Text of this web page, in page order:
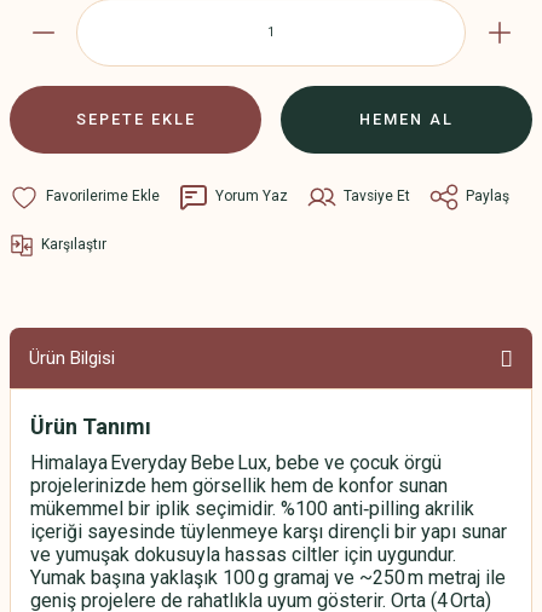
SEPETE EKLE HEMEN AL
Yorum Yaz Tavsiye Et Paylaş
Karşılaştır
Ürün Bilgisi
Ürün Tanımı
Himalaya Everyday Bebe Lux, bebe ve çocuk örgü
projelerinizde hem görsellik hem de konfor sunan
mükemmel bir iplik seçimidir. %100 anti‑pilling akrilik
içeriği sayesinde tüylenmeye karşı dirençli bir yapı sunar
ve yumuşak dokusuyla hassas ciltler için uygundur.
Yumak başına yaklaşık 100 g gramaj ve ~250 m metraj ile
geniş projelere de rahatlıkla uyum gösterir. Orta (4 Orta)